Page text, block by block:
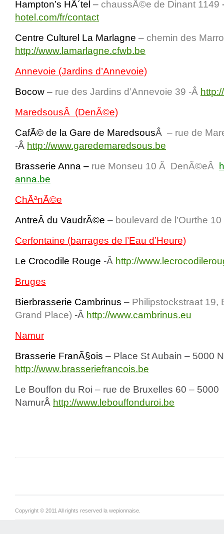
Hampton’s HÃ´tel – chaussÃ©e de Dinant 1149
hotel.com/fr/contact
Centre Culturel La Marlagne – chemin des
http://www.lamarlagne.cfwb.be
Annevoie (Jardins d’Annevoie)
Bocow – rue des Jardins d’Annevoie 39 -Â
MaredsousÂ (DenÃ©e)
CafÃ© de la Gare de MaredsousÂ – rue de
-Â http://www.garedemaredsous.be
Brasserie Anna – rue Monseu 10 Ã DenÃ©eÂ
anna.be
ChÃªnÃ©e
AntreÂ du VaudrÃ©e – boulevard de l’Ourthe 10
Cerfontaine (barrages de l’Eau d’Heure)
Le Crocodile Rouge -Â http://
Bruges
Bierbrasserie Cambrinus – Philipstockstraat 19,
Grand Place) -Â http://www.cambrinus.eu
Namur
Brasserie FranÃ§ois – Place St Aubain – 5000
http://www.brasseriefrancois.be
Le Bouffon du Roi – rue de Bruxelles 60 – 5000
NamurÂ http://www.lebouffonduroi.be
Copyright © 2011 All rights reserved la wepionnaise.